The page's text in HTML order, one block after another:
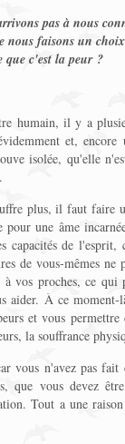
pas à nous
nous faisons un
que c'est la peur ?
humain, il y a
et,
isolée, qu'elle
plus, il faut faire
une âme
capacités de
de vous-mêmes
vos proches, ce qui
aider. À ce
et vous
la souffrance
vous n'avez pas
que vous devez
Tout a une